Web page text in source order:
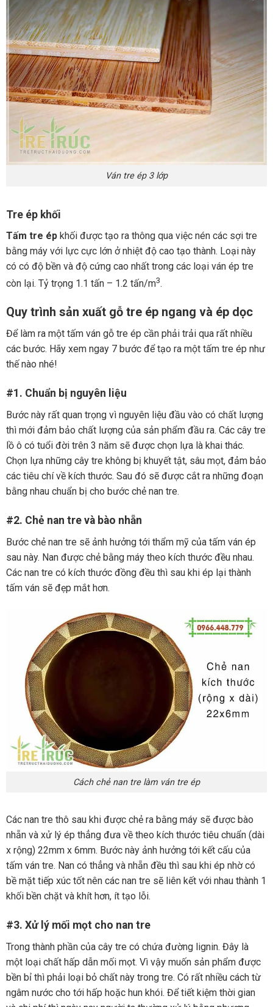
Ván tre ép 3 lớp
Tre ép khối
Tấm tre ép khối được tạo ra thông qua việc nén các sợi tre
bằng máy với lực cực lớn ở nhiệt độ cao tạo thành. Loại này
có có độ bền và độ cứng cao nhất trong các loại ván ép tre
còn lại. Tỷ trọng 1.1 tấn – 1.2 tấn/m3.
Quy trình sản xuất gỗ tre ép ngang và ép dọc
Để làm ra một tấm ván gỗ tre ép cần phải trải qua rất nhiều
các bước. Hãy xem ngay 7 bước để tạo ra một tấm tre ép như
thế nào nhé!
#1. Chuẩn bị nguyên liệu
Bước này rất quan trọng vì nguyên liệu đầu vào có chất lượng
thì mới đảm bảo chất lượng của sản phẩm đầu ra. Các cây tre
lồ ô có tuổi đời trên 3 năm sẽ được chọn lựa là khai thác.
Chọn lựa những cây tre không bị khuyết tật, sâu mọt, đảm bảo
các tiêu chí về kích thước. Sau đó sẽ được cắt ra những đoạn
bằng nhau chuẩn bị cho bước chẻ nan tre.
#2. Chẻ nan tre và bào nhẵn
Bước chẻ nan tre sẽ ảnh hưởng tới thẩm mỹ của tấm ván ép
sau này. Nan được chẻ bằng máy theo kích thước đều nhau.
Các nan tre có kích thước đồng đều thì sau khi ép lại thành
tấm ván sẽ đẹp mắt hơn.
Cách chẻ nan tre làm ván tre ép
Các nan tre thô sau khi được chẻ ra bằng máy sẽ được bào
nhẵn và xử lý ép thẳng đưa về theo kích thước tiêu chuẩn (dài
x rộng) 22mm x 6mm. Bước này ảnh hưởng tới kết cấu của
tấm ván tre. Nan có thẳng và nhẵn đều thì sau khi ép nhờ có
bề mặt tiếp xúc tốt nên các nan tre sẽ liên kết với nhau thành 1
khối bền chặt và khít hơn, ít tạo lỗi.
#3. Xử lý mối mọt cho nan tre
Trong thành phần của cây tre có chứa đường lignin. Đây là
một loại chất hấp dẫn mối mọt. Vì vậy muốn sản phẩm được
bền bỉ thì phải loại bỏ chất này trong tre. Có rất nhiều cách từ
ngâm nước cho tới hấp hoặc hun khói. Để tiết kiệm thời gian